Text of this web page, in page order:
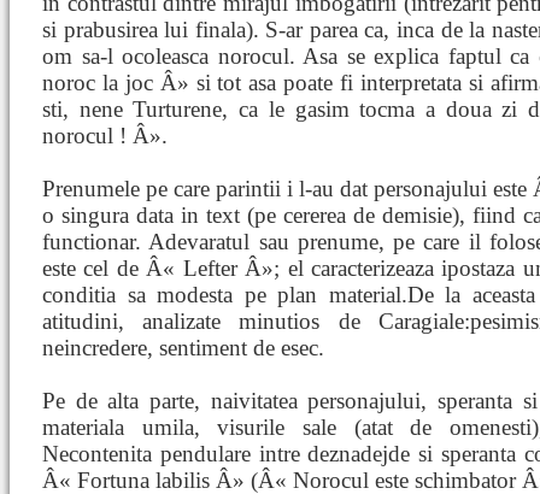
si prabusirea lui finala). S-ar parea ca, inca de la
om sa-l ocoleasca norocul. Asa se explica faptul
noroc la joc Â» si tot asa poate fi interpretata si
sti, nene Turturene, ca le gasim tocma a doua zi
norocul ! Â».
Prenumele pe care parintii i l-au dat personajului este
o singura data in text (pe cererea de demisie), fiind
functionar. Adevaratul sau prenume, pe care il
este cel de Â« Lefter Â»; el caracterizeaza ipostaza
conditia sa modesta pe plan material.De la
atitudini, analizate minutios de
neincredere, sentiment de esec.
Pe de alta parte, naivitatea personajului, speranta
materiala umila, visurile sale (atat de
Necontenita pendulare intre deznadejde si speranta
Â« Fortuna labilis Â» (Â« Norocul este schimbator